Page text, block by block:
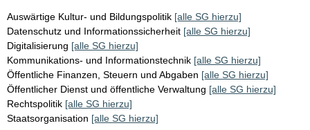
Auswärtige Kultur- und Bildungspolitik [alle SG hierzu]
Datenschutz und Informationssicherheit [alle SG hierzu]
Digitalisierung [alle SG hierzu]
Kommunikations- und Informationstechnik [alle SG hierzu]
Öffentliche Finanzen, Steuern und Abgaben [alle SG hierzu]
Öffentlicher Dienst und öffentliche Verwaltung [alle SG hierzu]
Rechtspolitik [alle SG hierzu]
Staatsorganisation [alle SG hierzu]